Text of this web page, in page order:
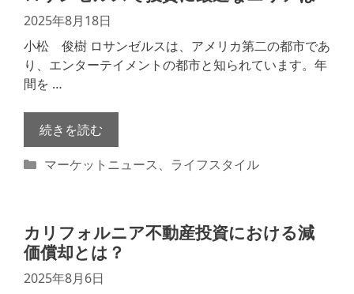
2025年8月18日
小松 俊樹 ロサンゼルスは、アメリカ第二の都市であ
り、エンターテイメントの都市と知られています。年
間を …
続きを読む
カ
ー
マーケットニュース、 ライフスタイル
カリフォルニア不動産投資における減
価償却とは？
2025年8月6日